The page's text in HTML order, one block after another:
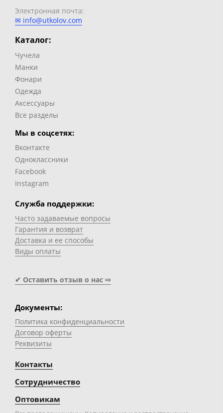
Электронная почта:
✉ info@utkolov.com
Каталог:
Чучела
Манки
Фонари
Одежда
Аксессуары
Все разделы
Мы в соцсетях:
Вконтакте
Одноклассники
Facebook
Instagram
Служба поддержки:
Часто задаваемые вопросы
Гарантия и возврат
Доставка и ее способы
Виды оплаты
✔ Оставить отзыв о нас ⇨
Документы:
Политика конфиденциальности
Договор оферты
Реквизиты
Контакты
Сотрудничество
Оптовикам